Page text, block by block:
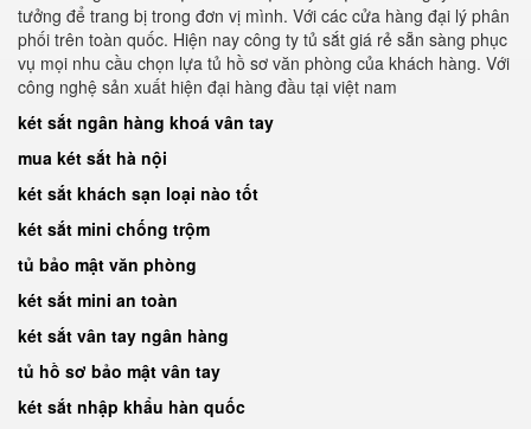
tưởng để trang bị trong đơn vị mình. Với các cửa hàng đại lý phân
phối trên toàn quốc. Hiện nay công ty tủ sắt giá rẻ sẵn sàng phục
vụ mọi nhu cầu chọn lựa tủ hồ sơ văn phòng của khách hàng. Với
công nghệ sản xuất hiện đại hàng đầu tại việt nam
két sắt ngân hàng khoá vân tay
mua két sắt hà nội
két sắt khách sạn loại nào tốt
két sắt mini chống trộm
tủ bảo mật văn phòng
két sắt mini an toàn
két sắt vân tay ngân hàng
tủ hồ sơ bảo mật vân tay
két sắt nhập khẩu hàn quốc